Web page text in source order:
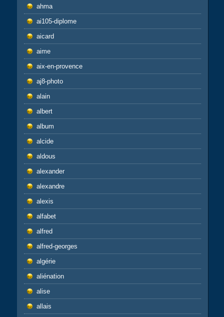
ahma
ai105-diplome
aicard
aime
aix-en-provence
aj8-photo
alain
albert
album
alcide
aldous
alexander
alexandre
alexis
alfabet
alfred
alfred-georges
algérie
aliénation
alise
allais